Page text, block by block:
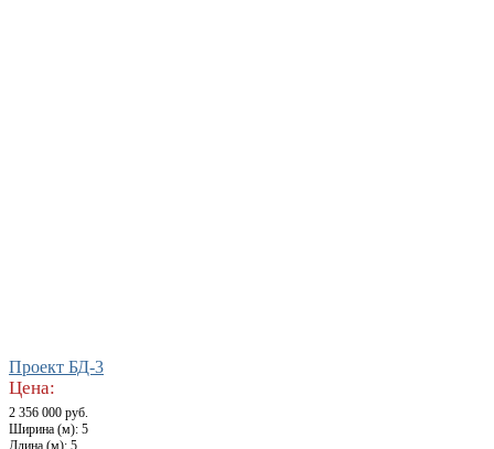
Проект БД-3
Цена:
2 356 000 руб.
Ширина (м): 5